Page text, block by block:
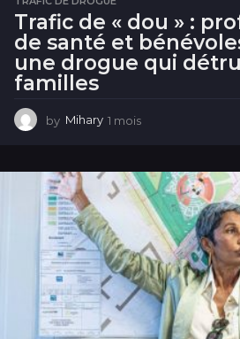
Trafic de « dou » :
de santé et
une drogue qui
familles
by Mihary 1 mois
i
s